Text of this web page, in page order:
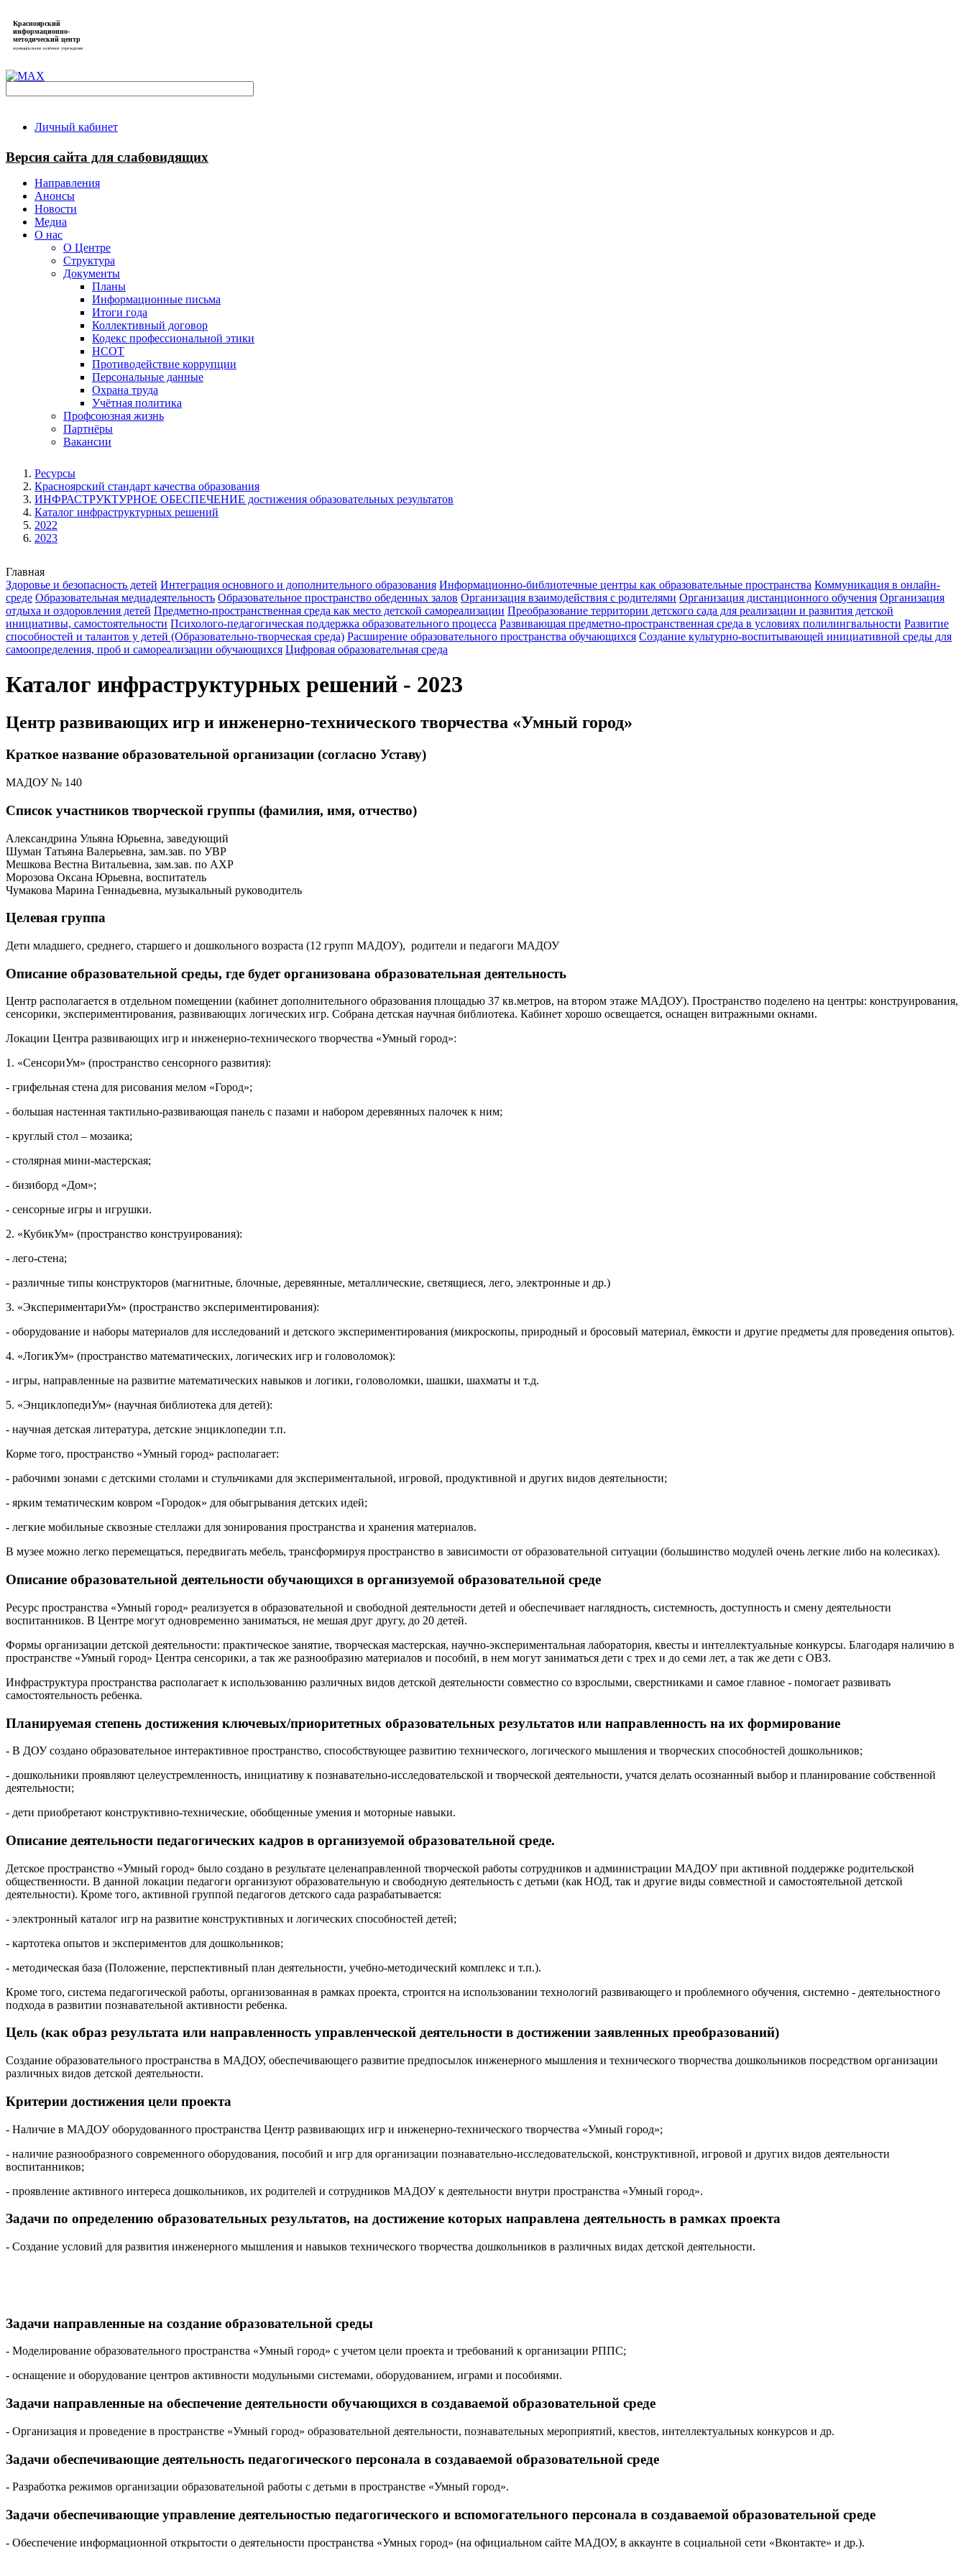
Красноярский
информационно-
методический центр
муниципальное казённое учреждение
Личный кабинет
Версия сайта для слабовидящих
Направления
Анонсы
Новости
Медиа
О нас
О Центре
Структура
Документы
Планы
Информационные письма
Итоги года
Коллективный договор
Кодекс профессиональной этики
НСОТ
Противодействие коррупции
Персональные данные
Охрана труда
Учётная политика
Профсоюзная жизнь
Партнёры
Вакансии
Ресурсы
Красноярский стандарт качества образования
ИНФРАСТРУКТУРНОЕ ОБЕСПЕЧЕНИЕ достижения образовательных результатов
Каталог инфраструктурных решений
2022
2023
Главная
Здоровье и безопасность детей Интеграция основного и дополнительного образования Информационно-библиотечные центры как образовательные пространства Коммуникация в онлайн-
среде Образовательная медиадеятельность Образовательное пространство обеденных залов Организация взаимодействия с родителями Организация дистанционного обучения Организация
отдыха и оздоровления детей Предметно-пространственная среда как место детской самореализации Преобразование территории детского сада для реализации и развития детской
инициативы, самостоятельности Психолого-педагогическая поддержка образовательного процесса Развивающая предметно-пространственная среда в условиях полилингвальности Развитие
способностей и талантов у детей (Образовательно-творческая среда) Расширение образовательного пространства обучающихся Создание культурно-воспитывающей инициативной среды для
самоопределения, проб и самореализации обучающихся Цифровая образовательная среда
Каталог инфраструктурных решений - 2023
Центр развивающих игр и инженерно-технического творчества «Умный город»
Краткое название образовательной организации (согласно Уставу)
МАДОУ № 140
Список участников творческой группы (фамилия, имя, отчество)
Александрина Ульяна Юрьевна, заведующий
Шуман Татьяна Валерьевна, зам.зав. по УВР
Мешкова Вестна Витальевна, зам.зав. по АХР
Морозова Оксана Юрьевна, воспитатель
Чумакова Марина Геннадьевна, музыкальный руководитель
Целевая группа
Дети младшего, среднего, старшего и дошкольного возраста (12 групп МАДОУ), родители и педагоги МАДОУ
Описание образовательной среды, где будет организована образовательная деятельность
Центр располагается в отдельном помещении (кабинет дополнительного образования площадью 37 кв.метров, на втором этаже МАДОУ). Пространство поделено на центры: конструирования,
сенсорики, экспериментирования, развивающих логических игр. Собрана детская научная библиотека. Кабинет хорошо освещается, оснащен витражными окнами.
Локации Центра развивающих игр и инженерно-технического творчества «Умный город»:
1. «СенсориУм» (пространство сенсорного развития):
- грифельная стена для рисования мелом «Город»;
- большая настенная тактильно-развивающая панель с пазами и набором деревянных палочек к ним;
- круглый стол – мозаика;
- столярная мини-мастерская;
- бизиборд «Дом»;
- сенсорные игры и игрушки.
2. «КубикУм» (пространство конструирования):
- лего-стена;
- различные типы конструкторов (магнитные, блочные, деревянные, металлические, светящиеся, лего, электронные и др.)
3. «ЭкспериментариУм» (пространство экспериментирования):
- оборудование и наборы материалов для исследований и детского экспериментирования (микроскопы, природный и бросовый материал, ёмкости и другие предметы для проведения опытов).
4. «ЛогикУм» (пространство математических, логических игр и головоломок):
- игры, направленные на развитие математических навыков и логики, головоломки, шашки, шахматы и т.д.
5. «ЭнциклопедиУм» (научная библиотека для детей):
- научная детская литература, детские энциклопедии т.п.
Корме того, пространство «Умный город» располагает:
- рабочими зонами с детскими столами и стульчиками для экспериментальной, игровой, продуктивной и других видов деятельности;
- ярким тематическим ковром «Городок» для обыгрывания детских идей;
- легкие мобильные сквозные стеллажи для зонирования пространства и хранения материалов.
В музее можно легко перемещаться, передвигать мебель, трансформируя пространство в зависимости от образовательной ситуации (большинство модулей очень легкие либо на колесиках).
Описание образовательной деятельности обучающихся в организуемой образовательной среде
Ресурс пространства «Умный город» реализуется в образовательной и свободной деятельности детей и обеспечивает наглядность, системность, доступность и смену деятельности
воспитанников. В Центре могут одновременно заниматься, не мешая друг другу, до 20 детей.
Формы организации детской деятельности: практическое занятие, творческая мастерская, научно-экспериментальная лаборатория, квесты и интеллектуальные конкурсы. Благодаря наличию в
пространстве «Умный город» Центра сенсорики, а так же разнообразию материалов и пособий, в нем могут заниматься дети с трех и до семи лет, а так же дети с ОВЗ.
Инфраструктура пространства располагает к использованию различных видов детской деятельности совместно со взрослыми, сверстниками и самое главное - помогает развивать
самостоятельность ребенка.
Планируемая степень достижения ключевых/приоритетных образовательных результатов или направленность на их формирование
- В ДОУ создано образовательное интерактивное пространство, способствующее развитию технического, логического мышления и творческих способностей дошкольников;
- дошкольники проявляют целеустремленность, инициативу к познавательно-исследовательской и творческой деятельности, учатся делать осознанный выбор и планирование собственной
деятельности;
- дети приобретают конструктивно-технические, обобщенные умения и моторные навыки.
Описание деятельности педагогических кадров в организуемой образовательной среде.
Детское пространство «Умный город» было создано в результате целенаправленной творческой работы сотрудников и администрации МАДОУ при активной поддержке родительской
общественности. В данной локации педагоги организуют образовательную и свободную деятельность с детьми (как НОД, так и другие виды совместной и самостоятельной детской
деятельности). Кроме того, активной группой педагогов детского сада разрабатывается:
- электронный каталог игр на развитие конструктивных и логических способностей детей;
- картотека опытов и экспериментов для дошкольников;
- методическая база (Положение, перспективный план деятельности, учебно-методический комплекс и т.п.).
Кроме того, система педагогической работы, организованная в рамках проекта, строится на использовании технологий развивающего и проблемного обучения, системно - деятельностного
подхода в развитии познавательной активности ребенка.
Цель (как образ результата или направленность управленческой деятельности в достижении заявленных преобразований)
Создание образовательного пространства в МАДОУ, обеспечивающего развитие предпосылок инженерного мышления и технического творчества дошкольников посредством организации
различных видов детской деятельности.
Критерии достижения цели проекта
- Наличие в МАДОУ оборудованного пространства Центр развивающих игр и инженерно-технического творчества «Умный город»;
- наличие разнообразного современного оборудования, пособий и игр для организации познавательно-исследовательской, конструктивной, игровой и других видов деятельности
воспитанников;
- проявление активного интереса дошкольников, их родителей и сотрудников МАДОУ к деятельности внутри пространства «Умный город».
Задачи по определению образовательных результатов, на достижение которых направлена деятельность в рамках проекта
- Создание условий для развития инженерного мышления и навыков технического творчества дошкольников в различных видах детской деятельности.
Задачи направленные на создание образовательной среды
- Моделирование образовательного пространства «Умный город» с учетом цели проекта и требований к организации РППС;
- оснащение и оборудование центров активности модульными системами, оборудованием, играми и пособиями.
Задачи направленные на обеспечение деятельности обучающихся в создаваемой образовательной среде
- Организация и проведение в пространстве «Умный город» образовательной деятельности, познавательных мероприятий, квестов, интеллектуальных конкурсов и др.
Задачи обеспечивающие деятельность педагогического персонала в создаваемой образовательной среде
- Разработка режимов организации образовательной работы с детьми в пространстве «Умный город».
Задачи обеспечивающие управление деятельностью педагогического и вспомогательного персонала в создаваемой образовательной среде
- Обеспечение информационной открытости о деятельности пространства «Умных город» (на официальном сайте МАДОУ, в аккаунте в социальной сети «Вконтакте» и др.).